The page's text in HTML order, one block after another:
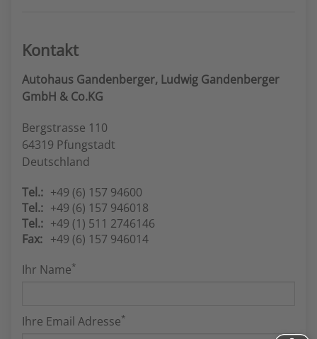
Kontakt
Autohaus Gandenberger, Ludwig Gandenberger
GmbH & Co.KG
Bergstrasse 110
64319 Pfungstadt
Deutschland
Tel.: +49 (6) 157 94600
Tel.: +49 (6) 157 946018
Tel.: +49 (1) 511 2746146
Fax: +49 (6) 157 946014
Ihr Name*
Ihre Email Adresse*